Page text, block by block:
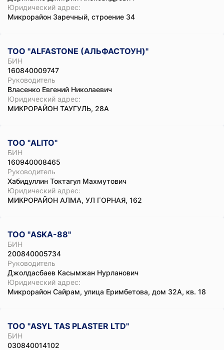
Юридический адрес:
Микрорайон Заречный, строение 34
ТОО "ALFASTONE (АЛЬФАСТОУН)"
БИН
160840009747
Руководитель
Власенко Евгений Николаевич
Юридический адрес:
МИКРОРАЙОН ТАУГУЛЬ, 28А
ТОО "ALITO"
БИН
160940008465
Руководитель
Хабидуллин Токтагул Махмутович
Юридический адрес:
МИКРОРАЙОН АЛМА, УЛ ГОРНАЯ, 162
ТОО "ASKA-88"
БИН
200840005734
Руководитель
Джолдасбаев Касымжан Нурланович
Юридический адрес:
Микрорайон Сайрам, улица Еримбетова, дом 32А, кв. 18
ТОО "ASYL TAS PLASTER LTD"
БИН
030840014102